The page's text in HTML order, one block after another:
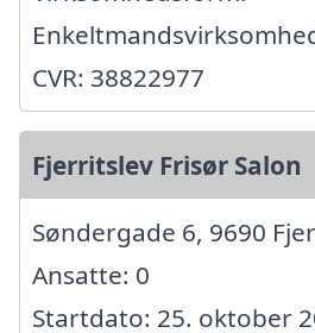
CVR: 38822977
Fjerritslev Frisør Salon
Søndergade 6, 9690
Ansatte: 0
Startdato: 25. oktober